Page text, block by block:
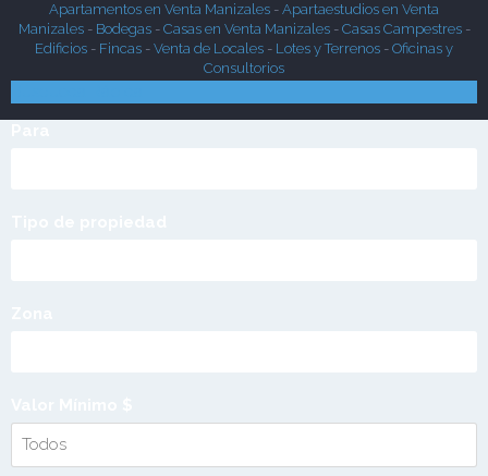
Apartamentos en Venta Manizales - Apartaestudios en Venta
Manizales- Bodegas- Casas en Venta Manizales- Casas Campestres-
Edificios - Fincas - Venta de Locales - Lotes y Terrenos - Oficinas y
Consultorios